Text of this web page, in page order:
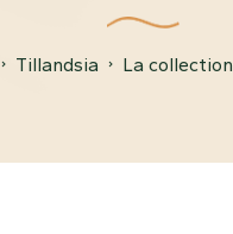
Tillandsia La collection